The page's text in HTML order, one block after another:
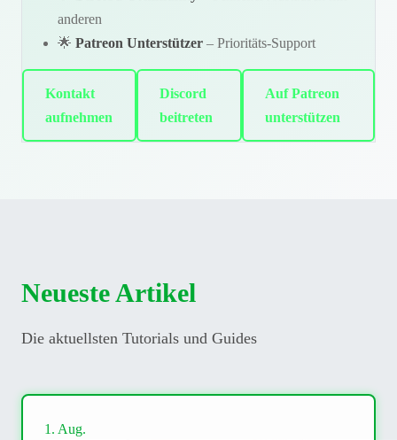
anderen
🌟 Patreon Unterstützer – Prioritäts-Support
Kontakt
aufnehmen
Discord
beitreten
Auf Patreon
unterstützen
Neueste Artikel
Die aktuellsten Tutorials und Guides
1. Aug.